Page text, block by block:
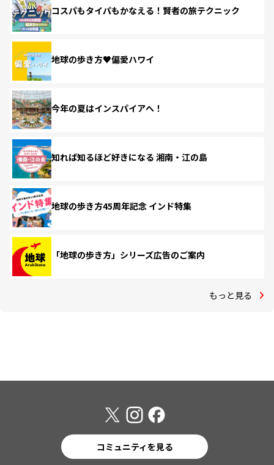
コスパもタイパもかなえる！賢者の旅テクニック
地球の歩き方♥偏愛ハワイ
今年の夏はインスパイアへ！
知れば知るほど好きになる 湘南・江の島
地球の歩き方45周年記念 インド特集
「地球の歩き方」シリーズ広告のご案内
もっと見る
コミュニティを見る